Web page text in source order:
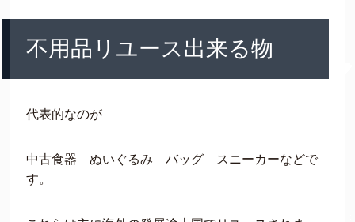
不用品リユース出来る物
代表的なのが
中古食器 ぬいぐるみ バッグ スニーカーなどで
す。